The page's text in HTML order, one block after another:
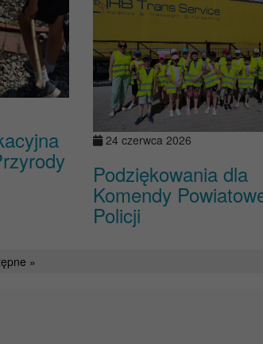
24 czerwca 2026
Podziękowania dla
Komendy
Policji
»